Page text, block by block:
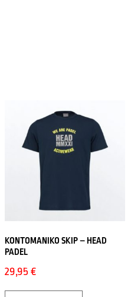
ΚΟΝΤΟΜΑΝΙΚΟ SKIP – HEAD
PADEL
29,95€